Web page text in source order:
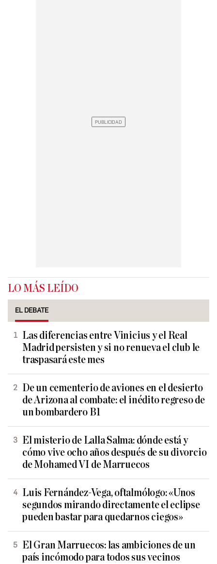
LO MÁS LEÍDO
EL DEBATE
Las diferencias entre Vinicius y el Real
Madrid persisten y si no renueva el club le
traspasará este mes
De un cementerio de aviones en el desierto
de Arizona al combate: el inédito regreso de
un bombardero B1
El misterio de Lalla Salma: dónde está y
cómo vive ocho años después de su divorcio
de Mohamed VI de Marruecos
Luis Fernández-Vega, oftalmólogo: «Unos
segundos mirando directamente el eclipse
pueden bastar para quedarnos ciegos»
El Gran Marruecos: las ambiciones de un
país incómodo para todos sus vecinos